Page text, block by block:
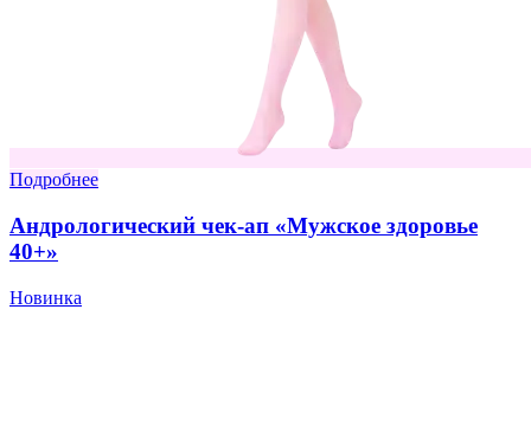
Подробнее
Андрологический чек-ап «Мужское здоровье
40+»
Новинка